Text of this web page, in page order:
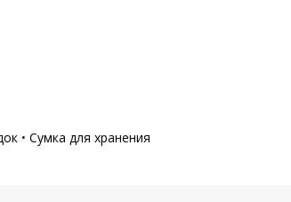
• Сумка для хранения